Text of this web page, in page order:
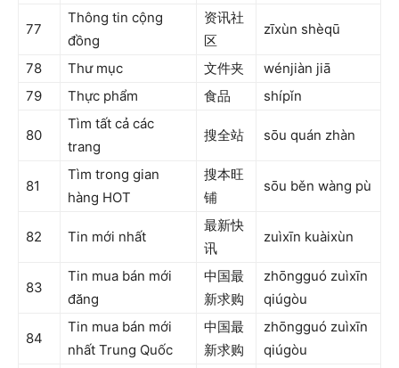
77
Thông tin cộng
đồng
资讯社
区
zīxùn shèqū
78 Thư mục 文件夹
wénjiàn jiā
79
Thực phẩm 食品 shípǐn
80
Tìm tất cả các
trang
搜全站 sōu quán zhàn
81
Tìm trong gian
hàng HOT
搜本旺
铺
sōu běn wàng pù
82 Tin mới nhất
最新快
讯
zuìxīn kuàixùn
83
Tin mua bán mới
đăng
中国最
新求购
zhōngguó zuìxīn
qiúgòu
84
Tin mua bán mới
nhất Trung Quốc
中国最
新求购
zhōngguó zuìxīn
qiúgòu